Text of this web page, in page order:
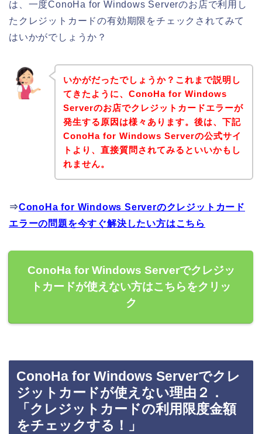
は、一度ConoHa for Windows Serverのお店で利用し
たクレジットカードの有効期限をチェックされてみて
はいかがでしょうか？
いかがだったでしょうか？これまで説明し
てきたように、ConoHa for Windows
Serverのお店でクレジットカードエラーが
発生する原因は様々あります。後は、下記
ConoHa for Windows Serverの公式サイ
トより、直接質問されてみるといいかもし
れません。
⇒ConoHa for Windows Serverのクレジットカード
エラーの問題を今すぐ解決したい方はこちら
ConoHa for Windows Serverでクレジッ
トカードが使えない方はこちらをクリッ
ク
ConoHa for Windows Serverでクレ
ジットカードが使えない理由２．
「クレジットカードの利用限度金額
をチェックする！」